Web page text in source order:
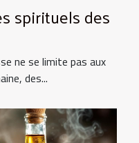
spirituels des
ne se limite pas aux
des...